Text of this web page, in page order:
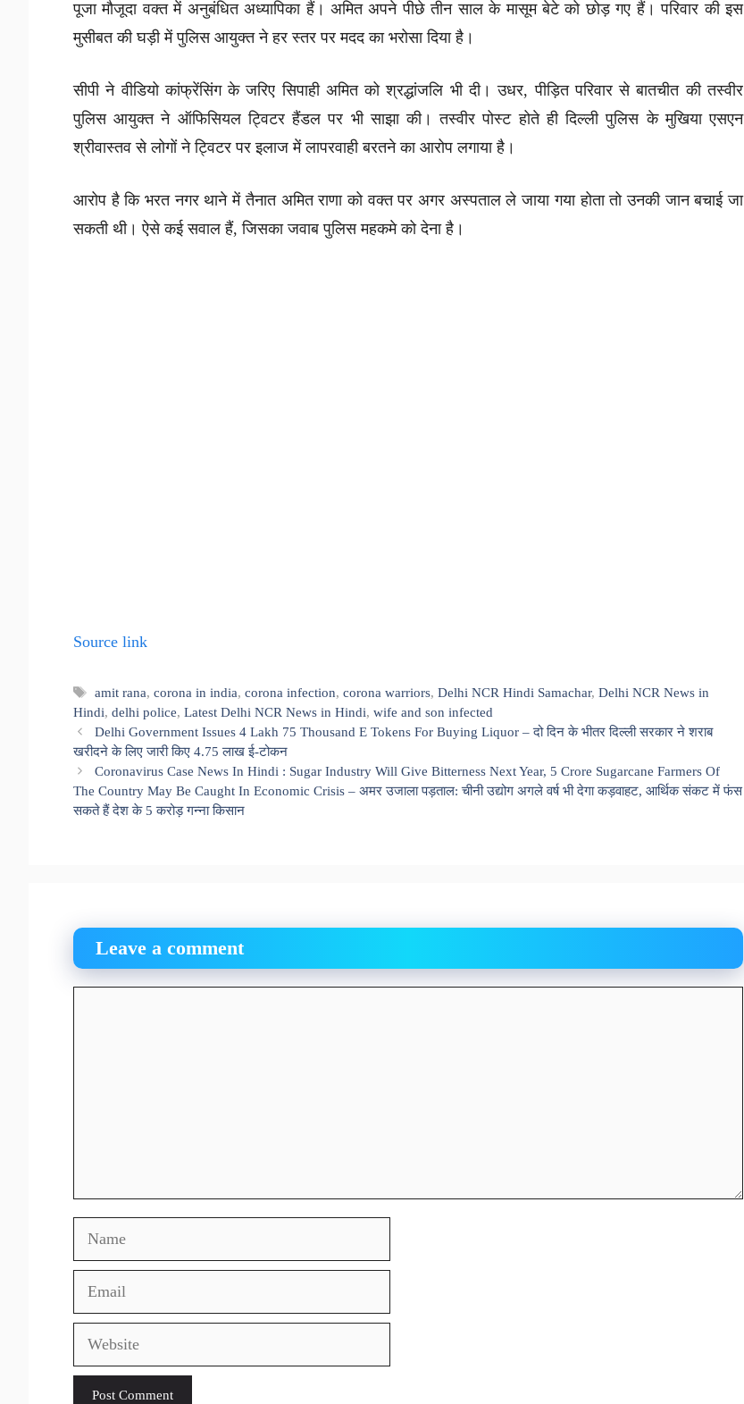
पूजा मौजूदा वक्त में अनुबंधित अध्यापिका हैं। अमित अपने पीछे तीन साल के मासूम बेटे को छोड़ गए हैं। परिवार की इस
मुसीबत की घड़ी में पुलिस आयुक्त ने हर स्तर पर मदद का भरोसा दिया है।
सीपी ने वीडियो कांफ्रेंसिंग के जरिए सिपाही अमित को श्रद्धांजलि भी दी। उधर, पीड़ित परिवार से बातचीत की तस्वीर
पुलिस आयुक्त ने ऑफिसियल ट्विटर हैंडल पर भी साझा की। तस्वीर पोस्ट होते ही दिल्ली पुलिस के मुखिया एसएन
श्रीवास्तव से लोगों ने ट्विटर पर इलाज में लापरवाही बरतने का आरोप लगाया है।
आरोप है कि भरत नगर थाने में तैनात अमित राणा को वक्त पर अगर अस्पताल ले जाया गया होता तो उनकी जान बचाई जा
सकती थी। ऐसे कई सवाल हैं, जिसका जवाब पुलिस महकमे को देना है।
Source link
Tags
amit rana,corona in india,corona infection,corona warriors,Delhi NCR Hindi Samachar,Delhi NCR News in
Hindi, delhi police, Latest Delhi NCR News in Hindi, wife and son infected
Delhi Government Issues 4 Lakh 75 Thousand E Tokens For Buying Liquor – दो दिन के भीतर दिल्ली सरकार ने शराब
खरीदने के लिए जारी किए 4.75 लाख ई-टोकन
Coronavirus Case News In Hindi : Sugar Industry Will Give Bitterness Next Year, 5 Crore Sugarcane Farmers Of
The Country May Be Caught In Economic Crisis – अमर उजाला पड़ताल: चीनी उद्योग अगले वर्ष भी देगा कड़वाहट, आर्थिक संकट में फंस
सकते हैं देश के 5 करोड़ गन्ना किसान
Leave a comment
Name
Email
Website